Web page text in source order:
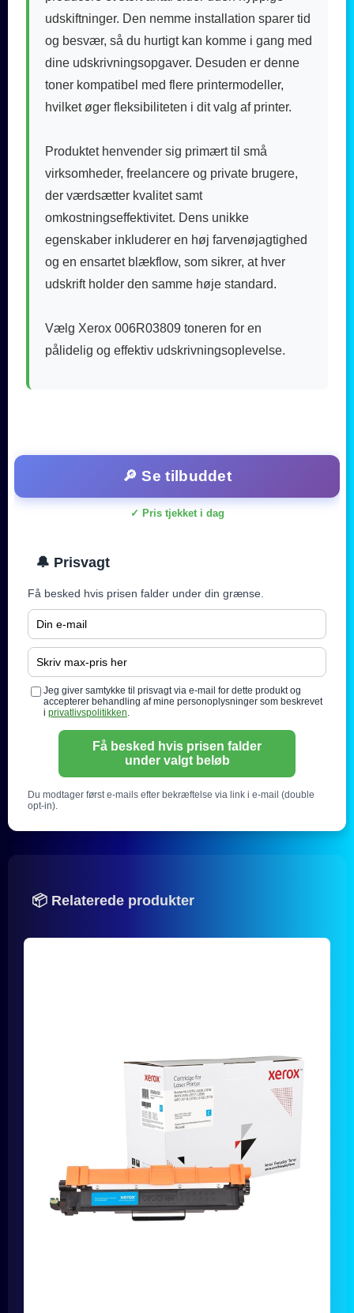
udskiftninger. Den nemme installation sparer tid
og besvær, så du hurtigt kan komme i gang med
dine udskrivningsopgaver. Desuden er denne
toner kompatibel med flere printermodeller,
hvilket øger fleksibiliteten i dit valg af printer.
Produktet henvender sig primært til små
virksomheder, freelancere og private brugere,
der værdsætter kvalitet samt
omkostningseffektivitet. Dens unikke
egenskaber inkluderer en høj farvenøjagtighed
og en ensartet blækflow, som sikrer, at hver
udskrift holder den samme høje standard.
Vælg Xerox 006R03809 toneren for en
pålidelig og effektiv udskrivningsoplevelse.
🔎 Se tilbuddet
✓ Pris tjekket i dag
🔔 Prisvagt
Få besked hvis prisen falder under din grænse.
Jeg giver samtykke til prisvagt via e-mail for dette produkt og
accepterer behandling af mine personoplysninger som beskrevet
i privatlivspolitikken.
Få besked hvis prisen falder
under valgt beløb
Du modtager først e-mails efter bekræftelse via link i e-mail (double
opt-in).
📦 Relaterede produkter